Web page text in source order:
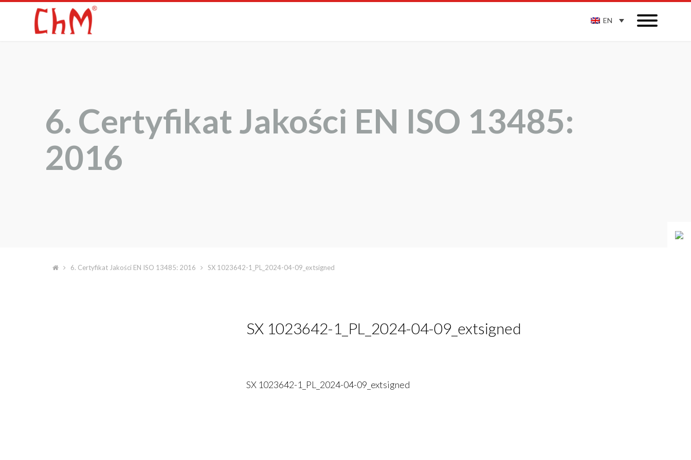
EN
6. Certyfikat Jakości EN ISO 13485:
2016
6. Certyfikat Jakości EN ISO 13485: 2016 SX 1023642-1_PL_2024-04-09_extsigned
SX 1023642-1_PL_2024-04-09_extsigned
SX 1023642-1_PL_2024-04-09_extsigned